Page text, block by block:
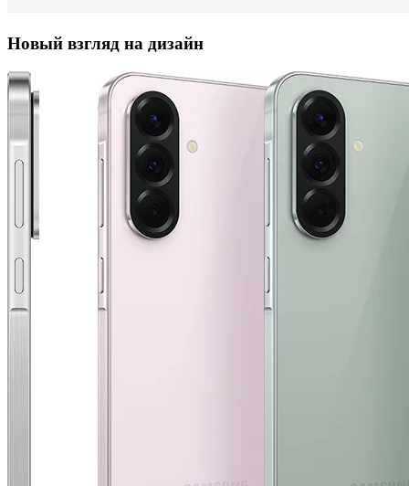
Новый взгляд на дизайн